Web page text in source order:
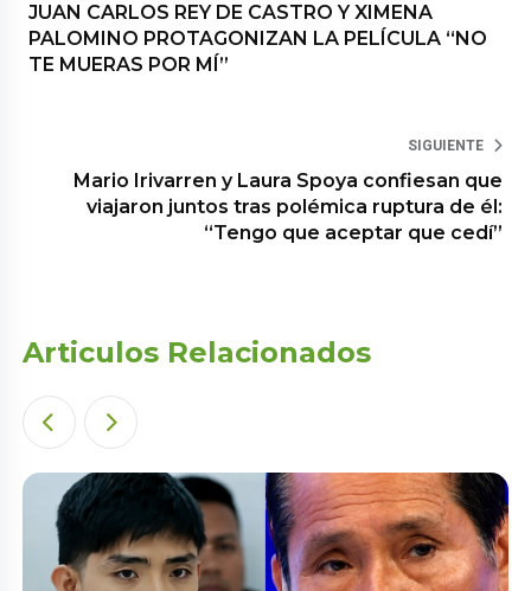
JUAN CARLOS REY DE CASTRO Y XIMENA
PALOMINO PROTAGONIZAN LA PELÍCULA “NO
TE MUERAS POR MÍ”
SIGUIENTE
Mario Irivarren y Laura Spoya confiesan que
viajaron juntos tras polémica ruptura de él:
“Tengo que aceptar que cedí”
Articulos Relacionados